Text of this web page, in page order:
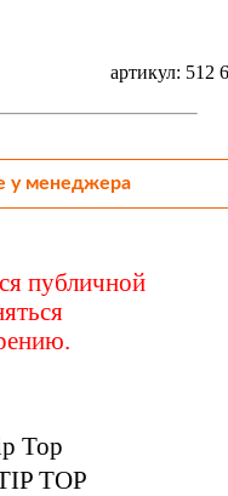
артикул: 512
у менеджера
публичной
Top
TOP